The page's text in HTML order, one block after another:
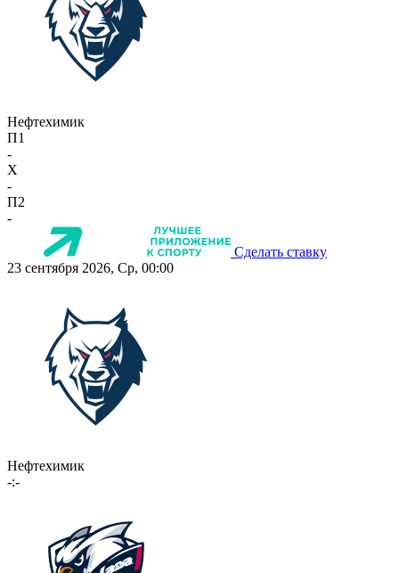
Нефтехимик
П1
-
X
-
П2
-
Сделать ставку
23 сентября 2026, Ср, 00:00
Нефтехимик
-:-